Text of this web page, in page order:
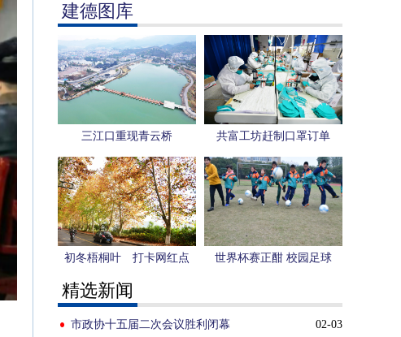
建德图库
三江口重现青云桥 共富工坊赶制口罩订单
初冬梧桐叶 打卡网红点
世界杯赛正酣 校园足球
精选新闻
02-03
市政协十五届二次会议胜利闭幕